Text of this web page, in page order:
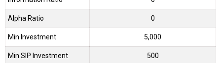
Alpha Ratio 0
Min Investment 5,000
Min SIP Investment 500